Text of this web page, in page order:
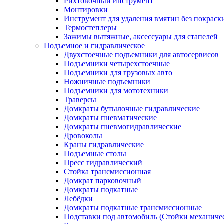
Монтировки
Инструмент для удаления вмятин без
Термостеплеры
Зажимы вытяжные, аксессуары для стапелей
Подъемное и гидравлическое
Двухстоечные подъемники для автосервисов
Подъемники четырехстоечные
Подъемники для грузовых авто
Ножничные подъемники
Подъемники для мототехники
Траверсы
Домкраты бутылочные гидравлические
Домкраты пневматические
Домкраты пневмогидравлические
Дровоколы
Краны гидравлические
Подъемные столы
Пресс гидравлический
Стойка трансмиссионная
Домкрат парковочный
Домкраты подкатные
Лебёдки
Домкраты подкатные трансмиссионные
Подставки под автомобиль (Стойки